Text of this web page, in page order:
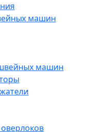
машин
машин